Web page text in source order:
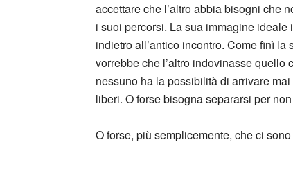
accettare che l’altro abbia bisogni che
i suoi percorsi. La sua immagine
indietro all’antico incontro. Come finì
vorrebbe che l’altro indovinasse quello
nessuno ha la possibilità di arrivare
liberi. O forse bisogna separarsi per
O forse, più semplicemente, che ci